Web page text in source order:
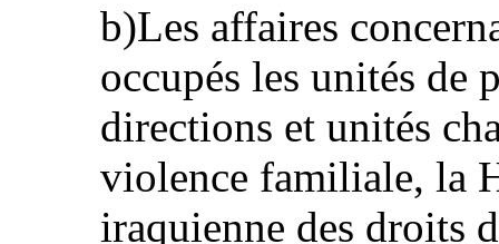
b)Les affaires
occupés les unités de
directions et unités
violence familiale, la
iraquienne des droits